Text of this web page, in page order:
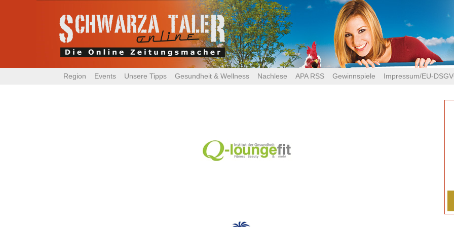
Region Events Unsere Tipps Gesundheit & Wellness Nachlese APA RSS Gewinnspiele Impressum/EU-